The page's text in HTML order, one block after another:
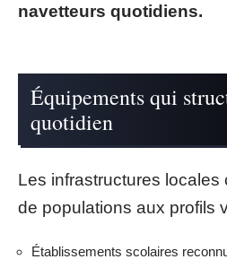
navetteurs quotidiens.
Équipements qui
quotidien
Les infrastructures
de populations aux profils
Établissements scolaires